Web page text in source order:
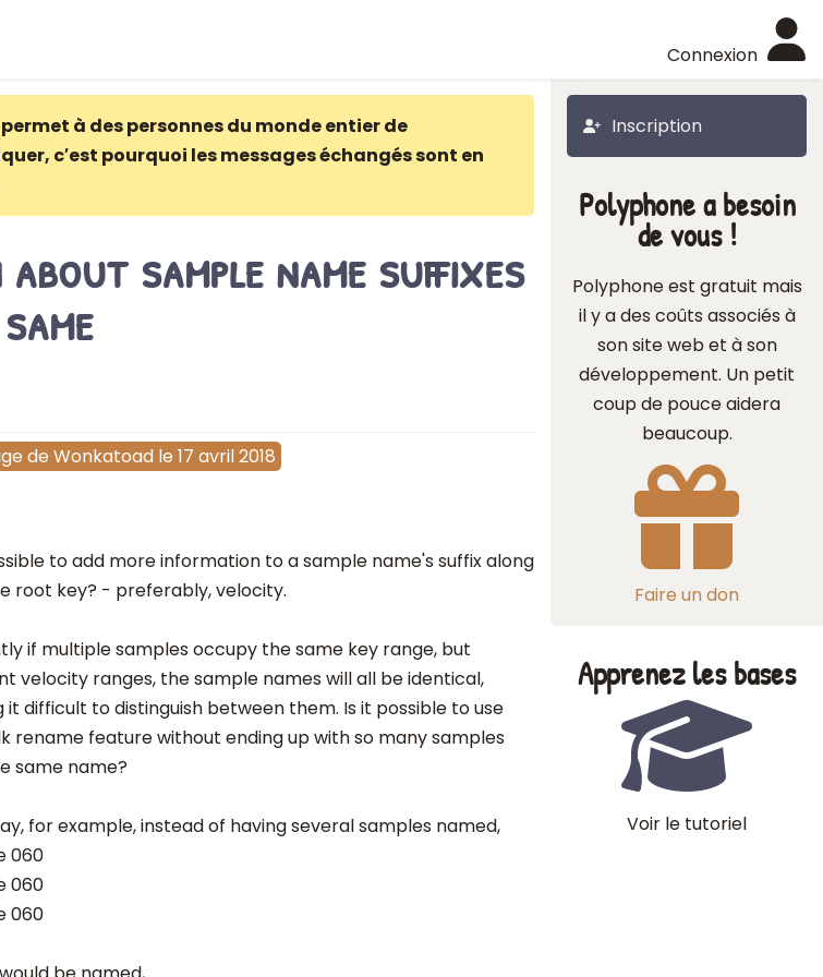
Connexion
Inscription
à des personnes du monde entier de
c′est pourquoi les messages échangés sont en
sample name suffixes
de Wonkatoad le 17 avril 2018
to add more information to a sample name's suffix along
root key? - preferably, velocity.
if multiple samples occupy the same key range, but
velocity ranges, the sample names will all be identical,
it difficult to distinguish between them. Is it possible to use
rename feature without ending up with so many samples
same name?
for example, instead of having several samples named,
060
060
060
Polyphone a besoin
de vous !
Polyphone est gratuit mais
il y a des coûts associés à
son site web et à son
développement. Un petit
coup de pouce aidera
beaucoup.
Faire un don
Apprenez les bases
Voir le tutoriel